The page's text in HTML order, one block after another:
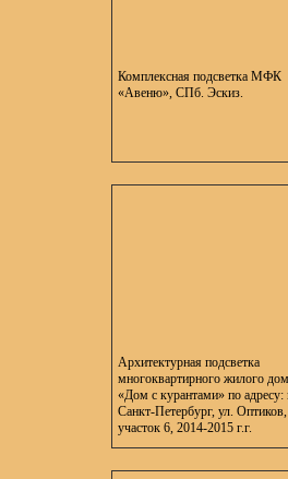
Комплексная подсветка МФК
«Авеню», СПб. Эскиз.
Архитектурная подсветка
многоквартирного жилого
«Дом с курантами» по адресу:
Санкт-Петербург, ул. Оптиков,
участок 6, 2014-2015 г.г.